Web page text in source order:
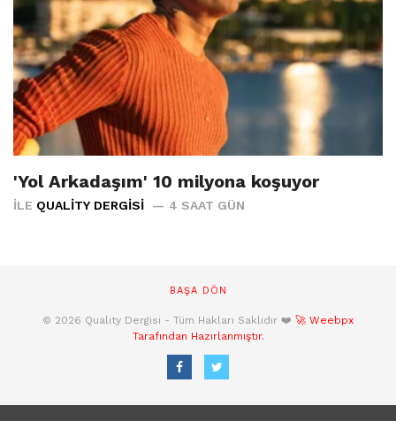
'Yol Arkadaşım' 10 milyona koşuyor
İLE QUALITY DERGISI 4 SAAT GÜN
BAŞA DÖN
© 2026 Quality Dergisi - Tüm Hakları Saklıdır ❤️ 🚀 Weebpx
Tarafından Hazırlanmıştır.